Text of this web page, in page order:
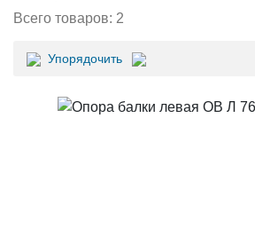
Всего товаров: 2
Упорядочить